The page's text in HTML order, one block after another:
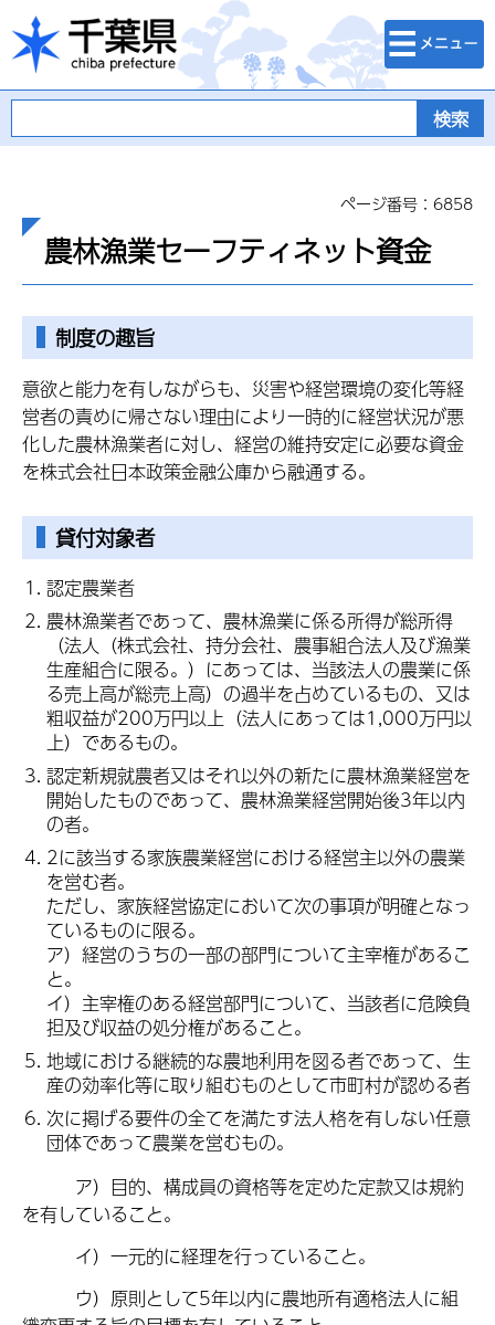
千葉県
検索・メニュ
ー
ページ番号：6858
農林漁業セーフティネット資金
制度の趣旨
意欲と能力を有しながらも、災害や経営環境の変化等経
営者の責めに帰さない理由により一時的に経営状況が悪
化した農林漁業者に対し、経営の維持安定に必要な資金
を株式会社日本政策金融公庫から融通する。
貸付対象者
認定農業者
農林漁業者であって、農林漁業に係る所得が総所得
（法人（株式会社、持分会社、農事組合法人及び漁業
生産組合に限る。）にあっては、当該法人の農業に係
る売上高が総売上高）の過半を占めているもの、又は
粗収益が200万円以上（法人にあっては1,000万円以
上）であるもの。
認定新規就農者又はそれ以外の新たに農林漁業経営を
開始したものであって、農林漁業経営開始後3年以内
の者。
2に該当する家族農業経営における経営主以外の農業
を営む者。
ただし、家族経営協定において次の事項が明確となっ
ているものに限る。
ア）経営のうちの一部の部門について主宰権があるこ
と。
イ）主宰権のある経営部門について、当該者に危険負
担及び収益の処分権があること。
地域における継続的な農地利用を図る者であって、生
産の効率化等に取り組むものとして市町村が認める者
次に掲げる要件の全てを満たす法人格を有しない任意
団体であって農業を営むもの。
ア）目的、構成員の資格等を定めた定款又は規約
を有していること。
イ）一元的に経理を行っていること。
ウ）原則として5年以内に農地所有適格法人に組